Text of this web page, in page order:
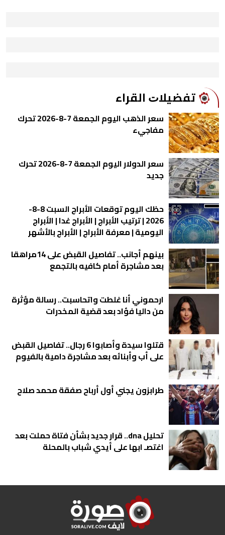
ﺗﻔﻀﻴﻼﺕ اﻟﻘﺮاء
سعر الذهب اليوم الجمعة 7-8-2026 تحرك
مفاجيء
سعر الدولار اليوم الجمعة 7-8-2026 تحرك
جديد
حظك اليوم توقعات الأبراج السبت 8-8-
2026 | ترتيب الأبراج | الأبراج غدا | الأبراج
اليومية | معرفة الأبراج | الأبراج بالأشهر
بينهم أجانب.. تفاصيل القبض على 14مراهقا
بعد مشاجرة أمام كافيه بالتجمع
ارحموني أنا غلطت واتحاسبت.. رسالة مؤثرة
من داليا فؤاد بعد قضية المخدرات
قتلوا سيدة وأصابوا 6 رجال.. تفاصيل القبض
على أب وأبنائه بعد مشاجرة دامية بالفيوم
طرابزون يجني أول أرباح صفقة محمد صلاح
تحليل dna.. قرار جديد بشأن فتاة حملت بعد
اغتصـ ابها على أيدي شباب بالمحلة